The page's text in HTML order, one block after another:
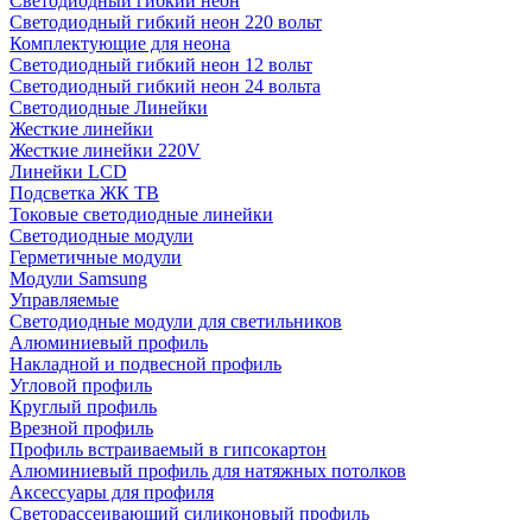
Светодиодный гибкий неон 220 вольт
Комплектующие для неона
Светодиодный гибкий неон 12 вольт
Светодиодный гибкий неон 24 вольта
Светодиодные Линейки
Жесткие линейки
Жесткие линейки 220V
Линейки LCD
Подсветка ЖК ТВ
Токовые светодиодные линейки
Светодиодные модули
Герметичные модули
Модули Samsung
Управляемые
Светодиодные модули для светильников
Алюминиевый профиль
Накладной и подвесной профиль
Угловой профиль
Круглый профиль
Врезной профиль
Профиль встраиваемый в гипсокартон
Алюминиевый профиль для натяжных потолков
Аксессуары для профиля
Светорассеивающий силиконовый профиль